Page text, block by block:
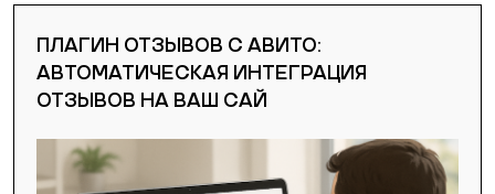
ПЛАГИН ОТЗЫВОВ С АВИТО:
АВТОМАТИЧЕСКАЯ ИНТЕГРАЦИЯ
ОТЗЫВОВ НА ВАШ САЙ